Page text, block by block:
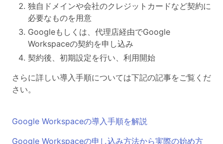
独自ドメインや会社のクレジットカードなど契約に
必要なものを用意
Googleもしくは、代理店経由でGoogle
Workspaceの契約を申し込み
契約後、初期設定を行い、利用開始
さらに詳しい導入手順については下記の記事をご覧くだ
さい。
Google Workspaceの導入手順を解説
Google Workspaceの申し込み方法から実際の始め方